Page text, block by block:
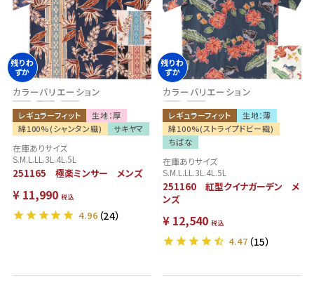
カラーバリエーション
レギュラーフィット
生地：厚
綿100%(シャンタン織)
サキヤマ
残りわ
ずか
在庫ありサイズ
S.M.L.LL.3L.4L.5L
251165 極楽ミンサー メンズ
¥ 11,990 税込
4.96 （24）
カラーバリエーション
レギュラーフィット
生地：薄
綿100%(ストライプドビー織)
ちばな
残りわ
ずか
在庫ありサイズ
S.M.L.LL.3L.4L.5L
251160 紅型クイナガーデン メ
ンズ
¥ 12,540 税込
4.47 （15）